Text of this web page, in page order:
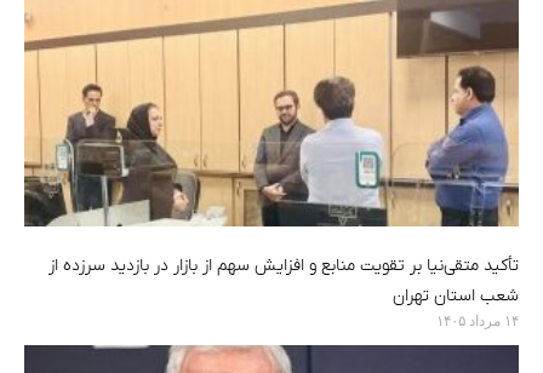
تأکید متقی‌نیا بر تقویت منابع و افزایش سهم از بازار در بازدید سرزده از
شعب استان تهران
۱۴ مرداد ۱۴۰۵